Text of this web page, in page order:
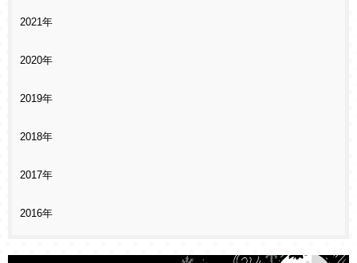
2021年
2020年
2019年
2018年
2017年
2016年